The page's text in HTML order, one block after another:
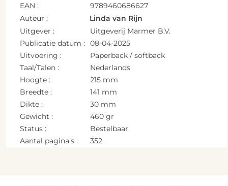
EAN :
9789460686627
Auteur :
Linda van Rijn
Uitgever :
Uitgeverij Marmer B.V.
Publicatie datum :
08-04-2025
Uitvoering :
Paperback / softback
Taal/Talen :
Nederlands
Hoogte :
215 mm
Breedte :
141 mm
Dikte :
30 mm
Gewicht :
460 gr
Status :
Bestelbaar
Aantal pagina's :
352